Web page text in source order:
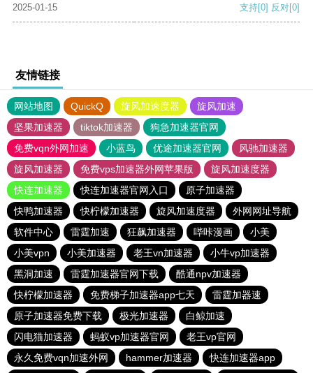
2025-01-15 支持[0] 反对[0]
友情链接
网站地图 QuickQ 旋风加速度器
旋风加速
坚果加速器
tiktok加速器
狗急加速器官网
免费vqn外网加速
小蓝鸟 优途加速器官网
风驰加速器
旋风加速器
免费vps加速器外网苹果版
旋风加速度器
快连加速器
快连加速器官网入口
原子加速器
快鸭加速器
快柠檬加速器 旋风加速度器
外网网址导航
软件中心
雷霆加速 狂飙加速器 哔咔漫画
小美
小美vpn
小美加速器 老王vn加速器
小牛vp加速器
黑洞加速
雷霆加速器官网下载
酷通npv加速器
快柠檬加速器
免费梯子加速器app七天
雷霆加器速
原子加速器免费下载
极光加速器
白鲸加速
闪电猫加速器
蚂蚁vp加速器官网
老王vp官网
永久免费vqn加速外网
hammer加速器 快连加速器app